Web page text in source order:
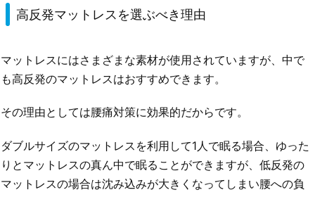
高反発マットレスを選ぶべき理由
マットレスにはさまざまな素材が使用されていますが、中で
も高反発のマットレスはおすすめできます。
その理由としては腰痛対策に効果的だからです。
ダブルサイズのマットレスを利用して1人で眠る場合、ゆった
りとマットレスの真ん中で眠ることができますが、低反発の
マットレスの場合は沈み込みが大きくなってしまい腰への負